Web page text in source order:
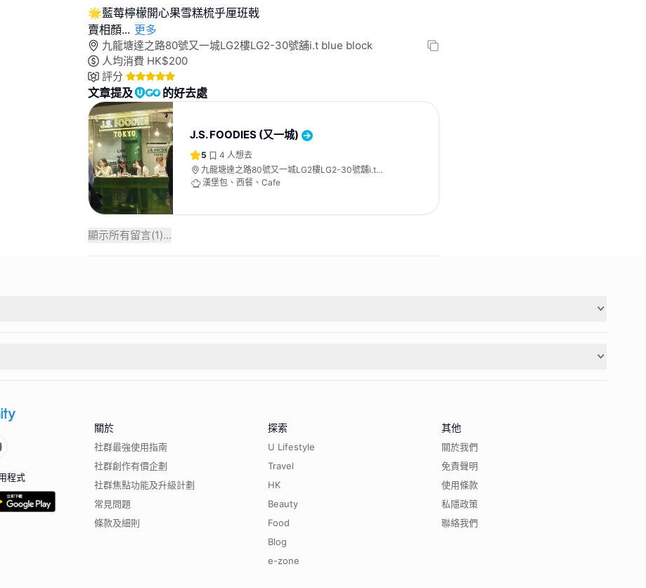
🌟藍莓檸檬開心果雪糕梳乎厘班戟
賣相顏... 更多
九龍塘達之路80號又一城LG2樓LG2-30號舖i.t blue block
人均消費 HK$200
評分
文章提及 的好去處
J.S. FOODIES (又一城)
5 4 人想去
九龍塘達之路80號又一城LG2樓LG2-30號舖i.t
blue block
漢堡包、西餐、Cafe
顯示所有留言(1)...
程式
關於
社群最強使用指南
社群創作有價企劃
社群焦點功能及升級計劃
常見問題
條款及細則
探索
U Lifestyle
Travel
HK
Beauty
Food
Blog
e-zone
其他
關於我們
免責聲明
使用條款
私隱政策
聯絡我們